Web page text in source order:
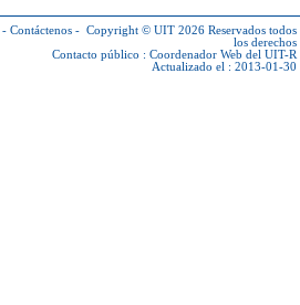
- Contáctenos - Copyright © UIT 2026 Reservados todos
los derechos
Contacto público : Coordenador Web del UIT-R
Actualizado el : 2013-01-30